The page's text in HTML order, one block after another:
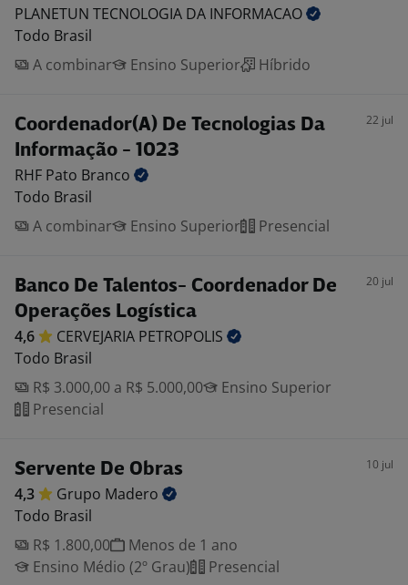
PLANETUN TECNOLOGIA DA INFORMACAO
Todo Brasil
A combinar
Ensino Superior Híbrido
Coordenador(A) De Tecnologias Da
Informação - 1023
22 jul
RHF Pato Branco
Todo Brasil
A combinar
Ensino Superior Presencial
Banco De Talentos- Coordenador De
Operações Logística
20 jul
4,6 CERVEJARIA PETROPOLIS
Todo Brasil
R$ 3.000,00 a R$ 5.000,00
Ensino Superior
Presencial
Servente De Obras 10 jul
4,3 Grupo Madero
Todo Brasil
R$ 1.800,00
Menos de 1 ano
Ensino Médio (2º Grau)
Presencial